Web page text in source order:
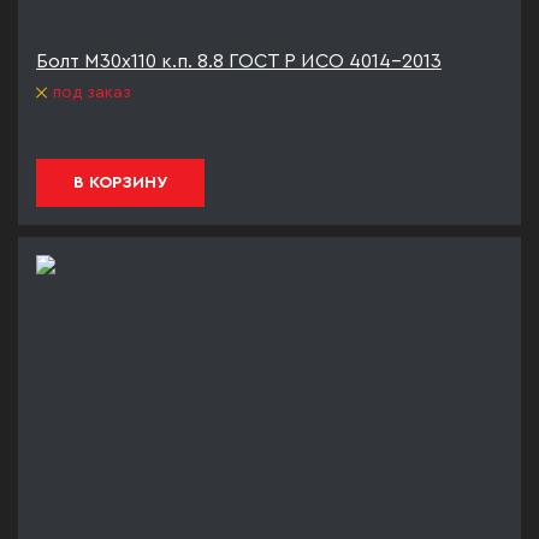
Болт М30х110 к.п. 8.8 ГОСТ Р ИСО 4014-2013
под заказ
В КОРЗИНУ